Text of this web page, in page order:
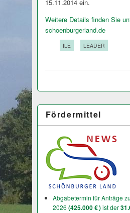
15.11.2014 ein.
Weitere Details finden Sie
schoenburgerland.de
ILE LEADER
Fördermittel
Abgabetermin für Anträge
2026 (425.000 € )ist der